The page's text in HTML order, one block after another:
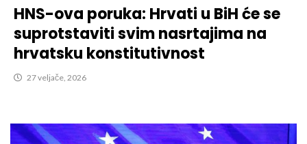
HNS-ova poruka: Hrvati u BiH će se
suprotstaviti svim nasrtajima na
hrvatsku konstitutivnost
27 veljače, 2026